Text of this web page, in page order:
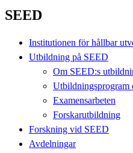
SEED
Institutionen för hållbar
Utbildning på SEED
Om SEED:s
Utbildningsprogram
Examensarbeten
Forskarutbildning
Forskning vid SEED
Avdelningar